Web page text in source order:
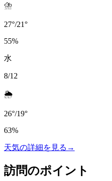
⛈️
27°/21°
55%
水
8/12
🌦️
26°/19°
63%
天気の詳細を見る →
訪問のポイント